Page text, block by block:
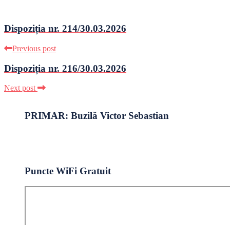
Dispoziția nr. 214/30.03.2026
Previous post
Dispoziția nr. 216/30.03.2026
Next post
PRIMAR: Buzilă Victor Sebastian
Puncte WiFi Gratuit